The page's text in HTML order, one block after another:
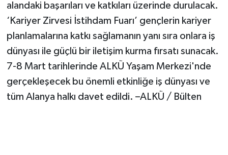
alandaki başarıları ve katkıları üzerinde durulacak.
‘Kariyer Zirvesi İstihdam Fuarı’ gençlerin kariyer
planlamalarına katkı sağlamanın yanı sıra onlara iş
dünyası ile güçlü bir iletişim kurma fırsatı sunacak.
7-8 Mart tarihlerinde ALKÜ Yaşam Merkezi'nde
gerçekleşecek bu önemli etkinliğe iş dünyası ve
tüm Alanya halkı davet edildi. –ALKÜ / Bülten